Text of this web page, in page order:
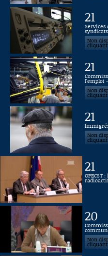
21
Services
Non
21
l'emploi
Non
21
Non
21
20
Non